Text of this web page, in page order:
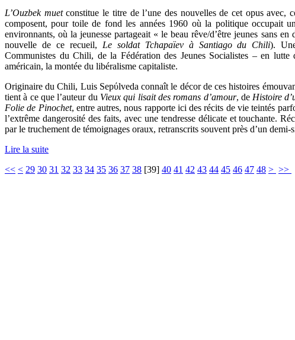
L’Ouzbek muetconstitue le titre de l’une des nouvelles de cet opus avec,
composent, pour toile de fond les années 1960 où la politique occupait
environnants, où la jeunesse partageait « le beau rêve/d’être jeunes sans
nouvelle de ce recueil, Le soldat Tchapaïev à Santiago du Chili).
Communistes du Chili, de la Fédération des Jeunes Socialistes – en lutte
américain, la montée du libéralisme capitaliste.
Originaire du Chili, Luis Sepύlveda connaît le décor de ces histoires
tient à ce que l’auteur du Vieux qui lisait des romans d’amour, de Histoire
Folie de Pinochet, entre autres, nous rapporte ici des récits de vie teintés
l’extrême dangerosité des faits, avec une tendresse délicate et touchante.
par le truchement de témoignages oraux, retranscrits souvent près d’un demi-
Lire la suite
<< < 29 30 31 32 33 34 35 36 37 38 [39] 40 41 42 43 44 45 46 47 48 > >>